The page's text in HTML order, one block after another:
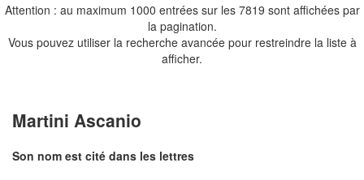
Attention : au maximum 1000 entrées sur les 7819 sont affichées par
la pagination.
Vous pouvez utiliser la recherche avancée pour restreindre la liste à
afficher.
Martini Ascanio
Son nom est cité dans les lettres